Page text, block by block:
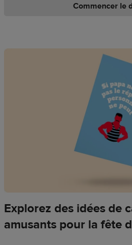
Commencer le
Explorez des idées de
amusants pour la fête